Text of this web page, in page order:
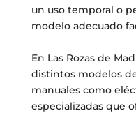
un uso temporal o
modelo adecuado
En Las Rozas de
distintos modelos
manuales como
especializadas que